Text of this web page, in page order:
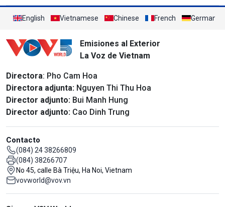
English Vietnamese Chinese French German
Emisiones al Exterior
La Voz de Vietnam
Directora: Pho Cam Hoa
Directora adjunta: Nguyen Thi Thu Hoa
Director adjunto: Bui Manh Hung
Director adjunto: Cao Dinh Trung
Contacto
(084) 24 38266809
(084) 38266707
No 45, calle Bà Triệu, Ha Noi, Vietnam
vovworld@vov.vn